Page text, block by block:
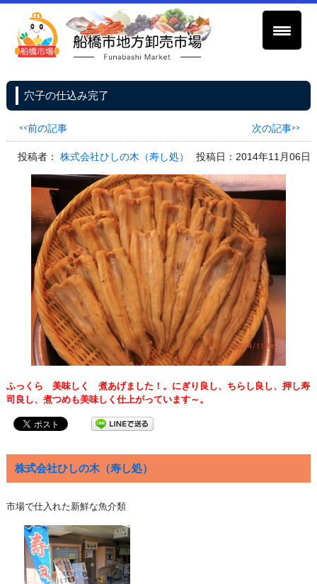
穴子の仕込み完了
<<前の記事 次の記事>>
投稿者：株式会社ひしの木（寿し処） 投稿日：2014年11月06日
ふっくら 美味しく 煮あげました！。にぎり良し、ちらし良し、押し寿
司良し、煮つめも美味しく仕上がっています～。
株式会社ひしの木（寿し処）
市場で仕入れた新鮮な魚介類